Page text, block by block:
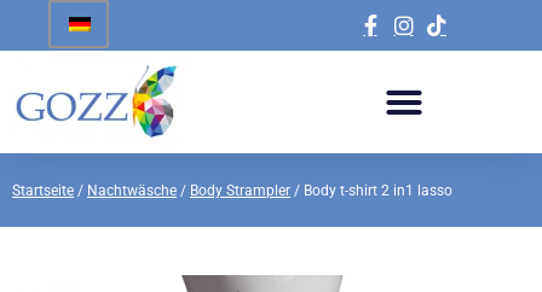
Startseite / Nachtwäsche / Body Strampler / Body t-shirt 2 in1 lasso